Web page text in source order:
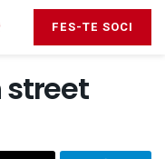
FES-TE SOCI
street